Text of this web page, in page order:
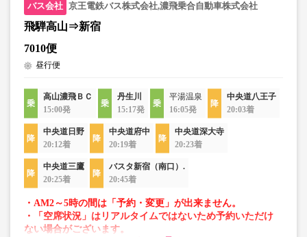
京王電鉄バス株式会社,濃飛乗合自動車株式会社
飛騨高山⇒新宿
7010便
昼行便
高山濃飛ＢＣ
15:00発
丹生川
15:17発
平湯温泉
16:05発
中央道八王子
20:03着
中央道日野
20:12着
中央道府中
20:19着
中央道深大寺
20:23着
中央道三鷹
20:25着
バスタ新宿（南口）.
20:45着
・AM2～5時の間は「予約・変更」が出来ません。
・「空席状況」はリアルタイムではないため予約いただけ
ない場合がございます。